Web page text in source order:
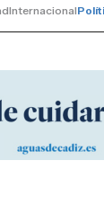
Internacional